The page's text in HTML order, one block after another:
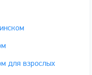
для взрослых